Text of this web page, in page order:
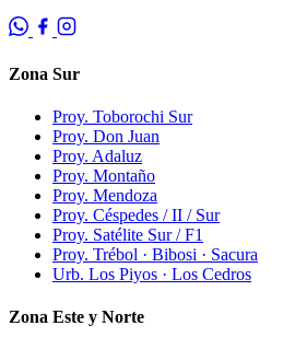
Zona Sur
Proy. Toborochi Sur
Proy. Don Juan
Proy. Adaluz
Proy. Montaño
Proy. Mendoza
Proy. Céspedes / II / Sur
Proy. Satélite Sur / F1
Proy. Trébol · Bibosi · Sacura
Urb. Los Piyos · Los Cedros
Zona Este y Norte